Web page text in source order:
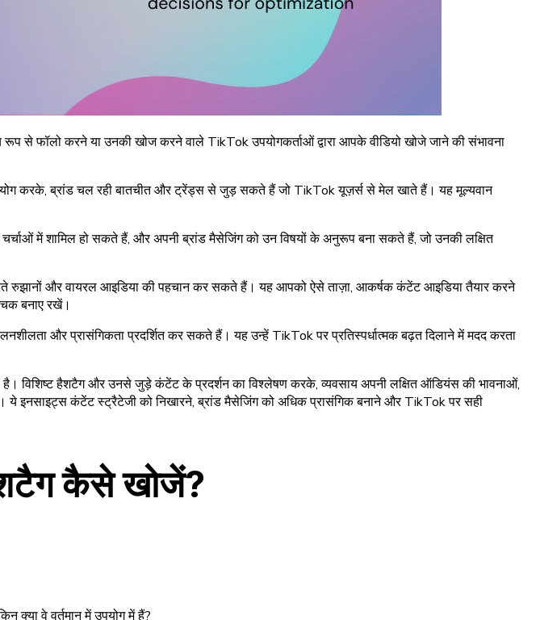
से फॉलो करने या उनकी खोज करने वाले TikTok उपयोगकर्ताओं द्वारा आपके वीडियो खोजे जाने की संभावना
करके, ब्रांड चल रही बातचीत और ट्रेंड्स से जुड़ सकते हैं जो TikTok यूज़र्स से मेल खाते हैं। यह मूल्यवान
में शामिल हो सकते हैं, और अपनी ब्रांड मैसेजिंग को उन विषयों के अनुरूप बना सकते हैं, जो उनकी लक्षित
रुझानों और वायरल आइडिया की पहचान कर सकते हैं। यह आपको ऐसे ताज़ा, आकर्षक कंटेंट आइडिया तैयार करने
बनाए रखें।
और प्रासंगिकता प्रदर्शित कर सकते हैं। यह उन्हें TikTok पर प्रतिस्पर्धात्मक बढ़त दिलाने में मदद करता
है। विशिष्ट हैशटैग और उनसे जुड़े कंटेंट के प्रदर्शन का विश्लेषण करके, व्यवसाय अपनी लक्षित ऑडियंस की भावनाओं,
कंटेंट स्ट्रैटेजी को निखारने, ब्रांड मैसेजिंग को अधिक प्रासंगिक बनाने और TikTok पर सही
कैसे खोजें?
क्या वे वर्तमान में उपयोग में हैं?